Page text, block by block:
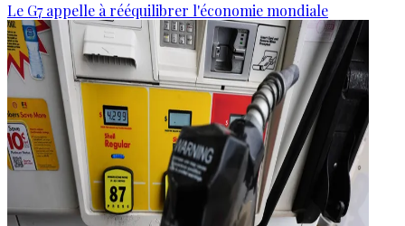
Le G7 appelle à rééquilibrer l'économie mondiale